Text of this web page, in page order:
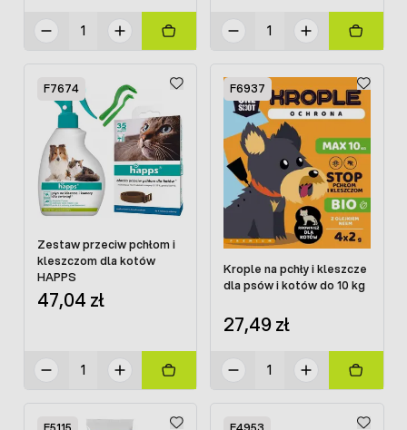
F7674
Zestaw przeciw pchłom i
kleszczom dla kotów
HAPPS
47,04 zł
F6937
Krople na pchły i kleszcze
dla psów i kotów do 10 kg
27,49 zł